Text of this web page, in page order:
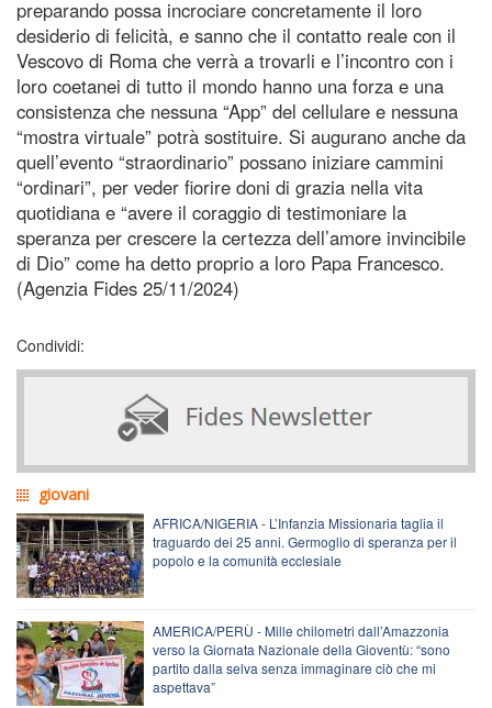
preparando possa incrociare concretamente il loro
desiderio di felicità, e sanno che il contatto reale con il
Vescovo di Roma che verrà a trovarli e l’incontro con i
loro coetanei di tutto il mondo hanno una forza e una
consistenza che nessuna “App” del cellulare e nessuna
“mostra virtuale” potrà sostituire. Si augurano anche da
quell’evento “straordinario” possano iniziare cammini
“ordinari”, per veder fiorire doni di grazia nella vita
quotidiana e “avere il coraggio di testimoniare la
speranza per crescere la certezza dell’amore invincibile
di Dio” come ha detto proprio a loro Papa Francesco.
(Agenzia Fides 25/11/2024)
Condividi:
giovani
AFRICA/NIGERIA - L’Infanzia Missionaria taglia il
traguardo dei 25 anni. Germoglio di speranza per il
popolo e la comunità ecclesiale
AMERICA/PERÙ - Mille chilometri dall’Amazzonia
verso la Giornata Nazionale della Gioventù: “sono
partito dalla selva senza immaginare ciò che mi
aspettava”